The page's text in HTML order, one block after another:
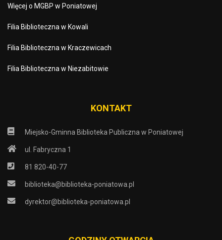
Więcej o MGBP w Poniatowej
Filia Biblioteczna w Kowali
Filia Biblioteczna w Kraczewicach
Filia Biblioteczna w Niezabitowie
KONTAKT
Miejsko-Gminna Biblioteka Publiczna w Poniatowej
ul. Fabryczna 1
81 820-40-77
biblioteka@biblioteka-poniatowa.pl
dyrektor@biblioteka-poniatowa.pl